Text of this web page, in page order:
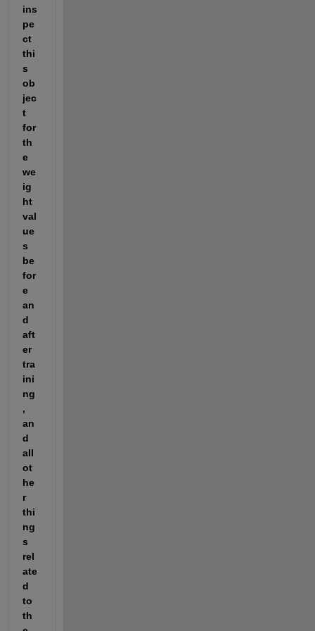
ins
pe
ct
thi
s
ob
jec
t
for
th
e
we
ig
ht
val
ue
s
be
for
e
an
d
aft
er
tra
ini
ng
,
an
d
all
ot
he
r
thi
ng
s
rel
ate
d
to
th